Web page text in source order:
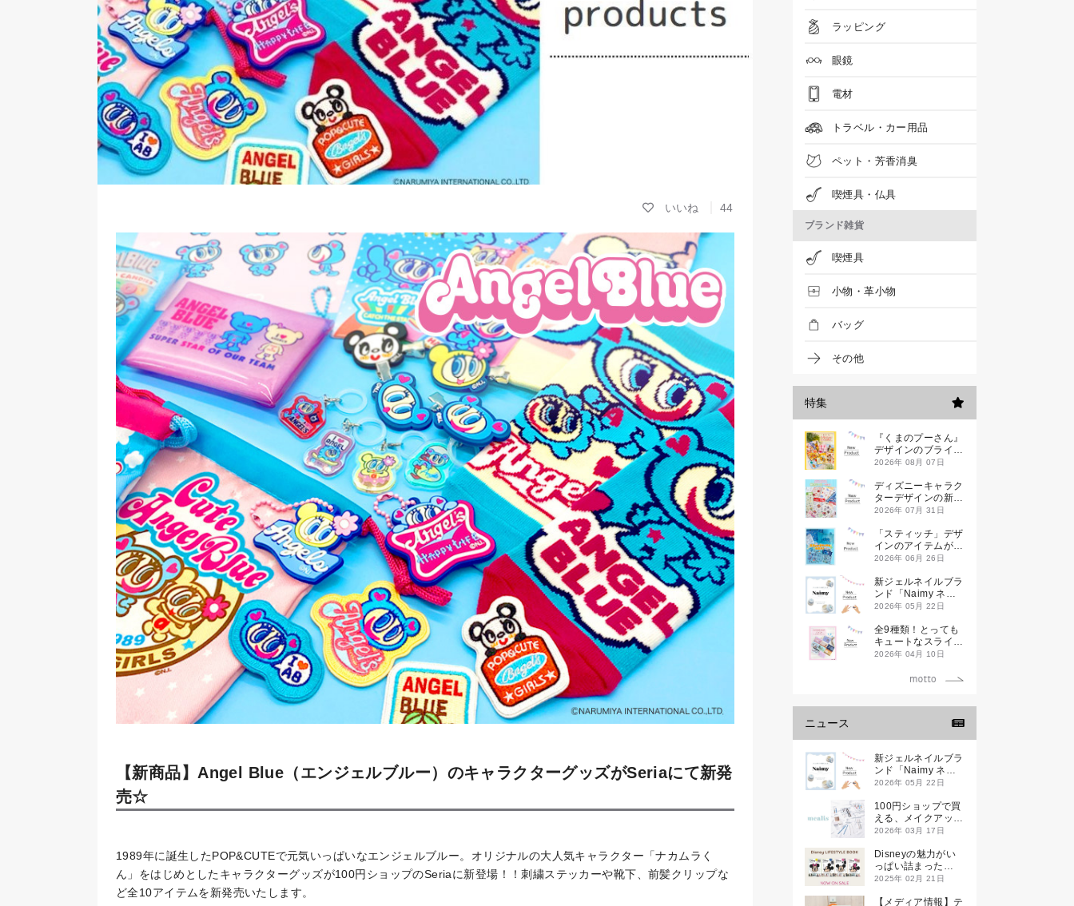
44
【新商品】Angel Blue（エンジェルブルー）のキャラクターグッズがSeriaにて新発
売☆
1989年に誕生したPOP&CUTEで元気いっぱいなエンジェルブルー。オリジナルの大人気キャラクター「ナカムラく
ん」をはじめとしたキャラクターグッズが100円ショップのSeriaに新登場！！刺繍ステッカーや靴下、前髪クリップな
ど全10アイテムを新発売いたします。
ラッピング
眼鏡
電材
トラベル・カー用品
ペット・芳香消臭
喫煙具・仏具
ブランド雑貨
喫煙具
小物・革小物
バッグ
その他
特集
『くまのプーさん』
デザインのブライン
ドミニハンドタオル
2026年 08月 07日
ディズニーキャラク
ターデザインの新作
シールが一挙発売
2026年 07月 31日
「スティッチ」デザ
インのアイテムが新
登場です
2026年 06月 26日
新ジェルネイルブラ
ンド「Naimy ネイ
ミィ」が誕生します
2026年 05月 22日
全9種類！とっても
キュートなスライダ
ーケースが新登場し
2026年 04月 10日
ニュース
新ジェルネイルブラ
ンド「Naimy ネイ
ミィ」が誕生します
2026年 05月 22日
100円ショップで買
える、メイクアップ
ブランド
ス）」誕生。
2026年 03月 17日
Disneyの魅力がい
っぱい詰まった
『Disney
』が2月21日(金)に
2025年 02月 21日
【メディア情報】テ